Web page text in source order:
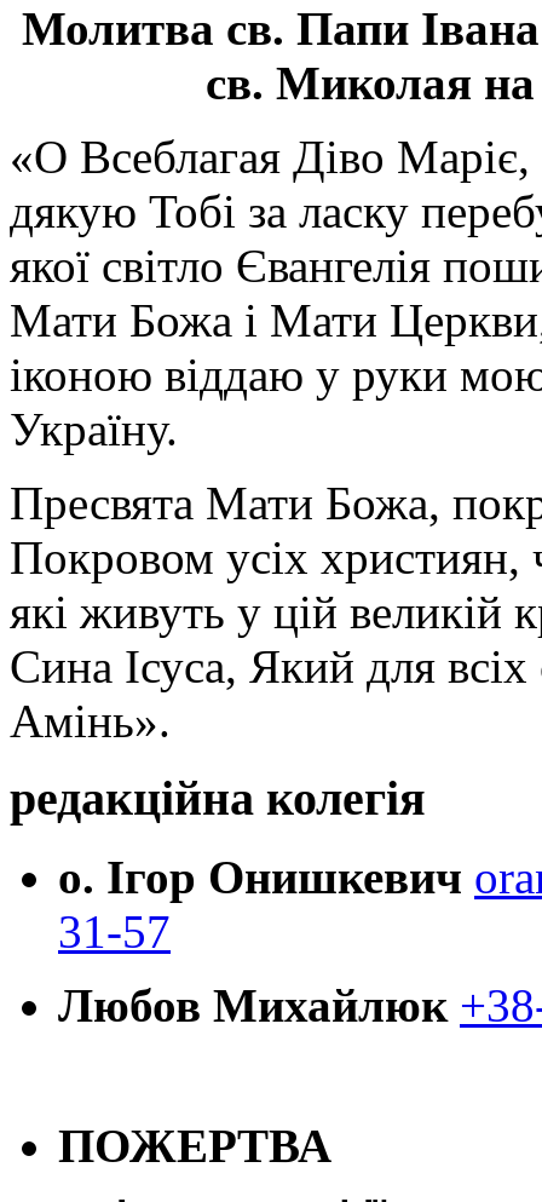
Молитва св. Папи
св. Миколая на
«О Всеблагая Діво
дякую Тобі за ласку
якої світло Євангелія
Мати Божа і Мати
іконою віддаю у руки
Україну.
Пресвята Мати Божа,
Покровом усіх християн,
які живуть у цій великій
Сина Ісуса, Який для
Амінь».
редакційна колегія
о. Ігор Онишкевич
31-57
Любов Михайлюк
ПОЖЕРТВА